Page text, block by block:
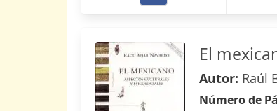
El
Autor: Raúl
Número de